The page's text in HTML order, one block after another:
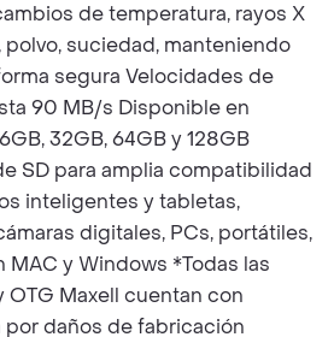
de temperatura, rayos X
polvo, suciedad, manteniendo
segura Velocidades de
90 MB/s Disponible en
32GB, 64GB y 128GB
SD para amplia compatibilidad
inteligentes y tabletas,
digitales, PCs, portátiles,
y Windows *Todas las
OTG Maxell cuentan con
daños de fabricación